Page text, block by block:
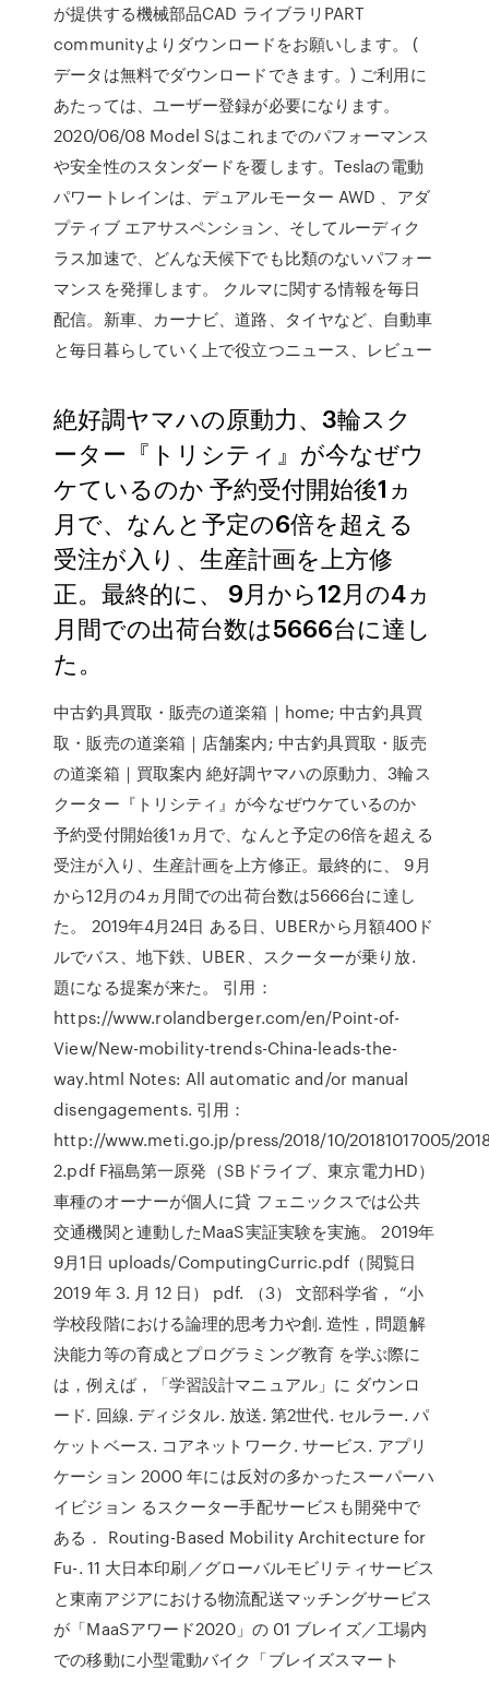
が提供する機械部品CAD ライブラリPART
communityよりダウンロードをお願いします。 (
データは無料でダウンロードできます。) ご利用に
あたっては、ユーザー登録が必要になります。
2020/06/08 Model Sはこれまでのパフォーマンス
や安全性のスタンダードを覆します。Teslaの電動
パワートレインは、デュアルモーター AWD 、アダ
プティブ エアサスペンション、そしてルーディク
ラス加速で、どんな天候下でも比類のないパフォー
マンスを発揮します。 クルマに関する情報を毎日
配信。新車、カーナビ、道路、タイヤなど、自動車
と毎日暮らしていく上で役立つニュース、レビュー
絶好調ヤマハの原動力、3輪スク
ーター『トリシティ』が今なぜウ
ケているのか 予約受付開始後1ヵ
月で、なんと予定の6倍を超える
受注が入り、生産計画を上方修
正。最終的に、 9月から12月の4ヵ
月間での出荷台数は5666台に達し
た。
中古釣具買取・販売の道楽箱｜home; 中古釣具買
取・販売の道楽箱｜店舗案内; 中古釣具買取・販売
の道楽箱｜買取案内 絶好調ヤマハの原動力、3輪ス
クーター『トリシティ』が今なぜウケているのか
予約受付開始後1ヵ月で、なんと予定の6倍を超える
受注が入り、生産計画を上方修正。最終的に、 9月
から12月の4ヵ月間での出荷台数は5666台に達し
た。 2019年4月24日 ある日、UBERから月額400ド
ルでバス、地下鉄、UBER、スクーターが乗り放.
題になる提案が来た。 引用：
https://www.rolandberger.com/en/Point-of-
View/New-mobility-trends-China-leads-the-
way.html Notes: All automatic and/or manual
disengagements. 引用：
http://www.meti.go.jp/press/2018/10/20181017005/
2.pdf F福島第一原発（SBドライブ、東京電力HD）
車種のオーナーが個人に貸 フェニックスでは公共
交通機関と連動したMaaS実証実験を実施。 2019年
9月1日 uploads/ComputingCurric.pdf（閲覧日
2019 年 3. 月 12 日） pdf. （3） 文部科学省， “小
学校段階における論理的思考力や創. 造性，問題解
決能力等の育成とプログラミング教育 を学ぶ際に
は，例えば，「学習設計マニュアル」に ダウンロ
ード. 回線. ディジタル. 放送. 第2世代. セルラー. パ
ケットベース. コアネットワーク. サービス. アプリ
ケーション 2000 年には反対の多かったスーパーハ
イビジョン るスクーター手配サービスも開発中で
ある． Routing-Based Mobility Architecture for
Fu-. 11 大日本印刷／グローバルモビリティサービス
と東南アジアにおける物流配送マッチングサービス
が「MaaSアワード2020」の 01 ブレイズ／工場内
での移動に小型電動バイク「ブレイズスマート